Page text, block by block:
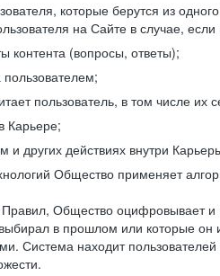
которые берутся из
на Сайте в случае,
контента (вопросы, ответы);
пользователь, в том числе их
Карьере;
других действиях внутри
Общество применяет
Общество оцифровывает и
в прошлом или которые
Система находит